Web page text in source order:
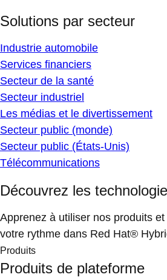
Solutions par secteur
Industrie automobile
Services financiers
Secteur de la santé
Secteur industriel
Les médias et le divertissement
Secteur public (monde)
Secteur public (États-Unis)
Télécommunications
Découvrez les
Apprenez à utiliser nos produits
votre rythme dans Red Hat®
Produits
Produits de plateforme